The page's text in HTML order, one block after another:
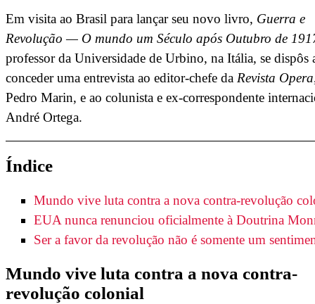
Em visita ao Brasil para lançar seu novo livro, Guerra e
Revolução — O mundo um Século após Outubro de
professor da Universidade de Urbino, na Itália, se dispôs
conceder uma entrevista ao editor-chefe da Revista Opera
Pedro Marin, e ao colunista e ex-correspondente
André Ortega.
Índice
Mundo vive luta contra a nova contra-revolução
EUA nunca renunciou oficialmente à Doutrina
Ser a favor da revolução não é somente um
Mundo vive luta contra a nova contra-
revolução colonial